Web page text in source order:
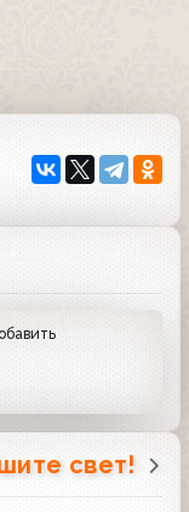
свет!